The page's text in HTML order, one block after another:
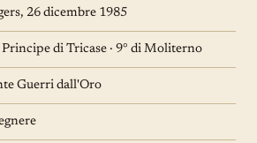
26 dicembre 1985
Principe di Tricase · 9° di Moliterno
Guerri dall'Oro